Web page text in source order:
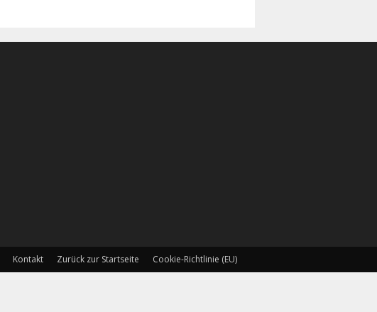
Kontakt Zurück zur Startseite Cookie-Richtlinie (EU)